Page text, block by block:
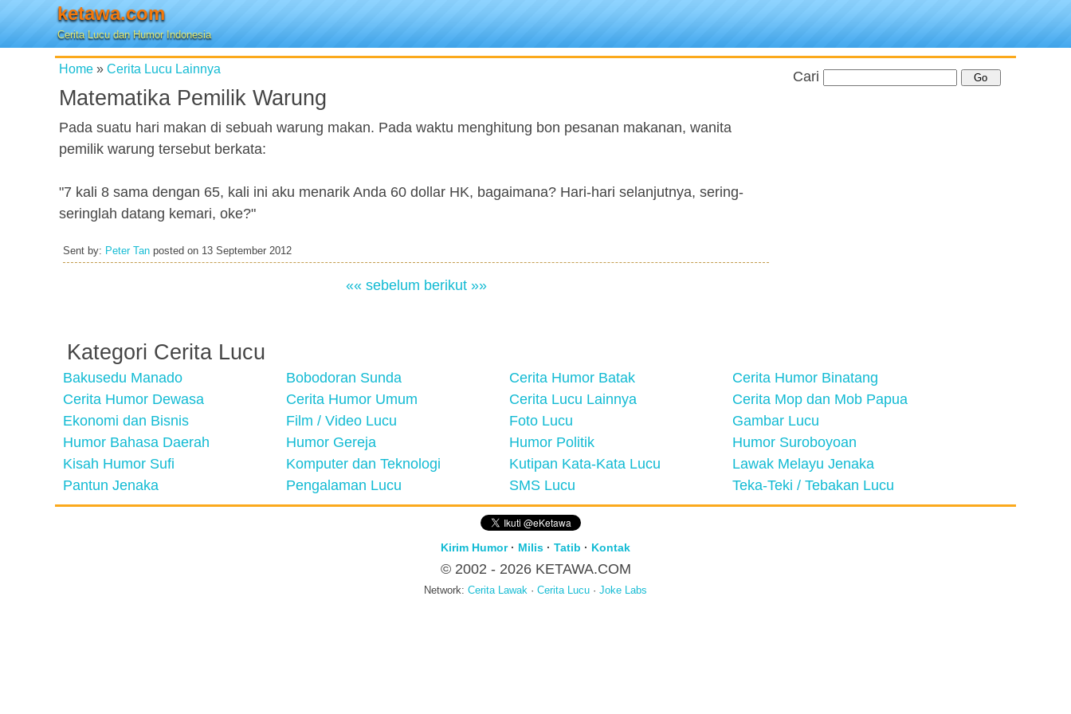
ketawa.com
Cerita Lucu dan Humor Indonesia
Home » Cerita Lucu Lainnya
Matematika Pemilik Warung
Pada suatu hari makan di sebuah warung makan. Pada waktu menghitung bon pesanan makanan, wanita
pemilik warung tersebut berkata:
"7 kali 8 sama dengan 65, kali ini aku menarik Anda 60 dollar HK, bagaimana? Hari-hari selanjutnya, sering-
seringlah datang kemari, oke?"
Sent by: Peter Tan posted on 13 September 2012
«« sebelum berikut »»
Cari
Kategori Cerita Lucu
Bakusedu Manado Bobodoran Sunda Cerita Humor Batak
Cerita Humor Binatang
Cerita Humor Dewasa
Cerita Humor Umum Cerita Lucu Lainnya
Cerita Mop dan Mob Papua
Ekonomi dan Bisnis
Film / Video Lucu Foto Lucu
Gambar Lucu
Humor Bahasa Daerah
Humor Gereja Humor Politik
Humor Suroboyoan
Kisah Humor Sufi
Komputer dan Teknologi Kutipan Kata-Kata Lucu
Lawak Melayu Jenaka
Pantun Jenaka
Pengalaman Lucu SMS Lucu Teka-Teki / Tebakan Lucu
Kirim Humor· Milis · Tatib · Kontak
© 2002 - 2026 KETAWA.COM
Network: Cerita Lawak · Cerita Lucu · Joke Labs